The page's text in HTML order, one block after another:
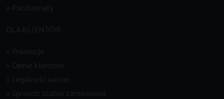
Paczkomaty
DLA KLIENTÓW
Promocje
Opinie klientów
Legalność nasion
Sprawdź status zamówienia